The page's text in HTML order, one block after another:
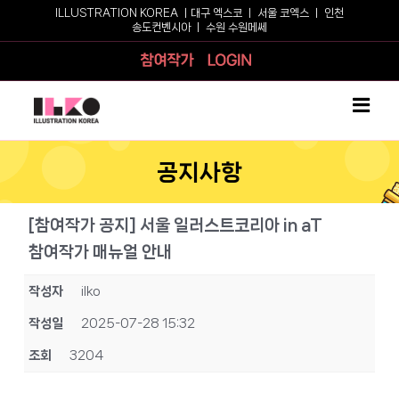
ILLUSTRATION KOREA ㅣ 대구 엑스코 서울 코엑스
인천
송도컨벤시아ㅣ 수원 수원메쎄
참여작가
공지사항
[참여작가 공지] 서울 일러스트코리아 in aT
참여작가 매뉴얼 안내
작성자 ilko
작성일 2025-07-28 15:32
조회 3204